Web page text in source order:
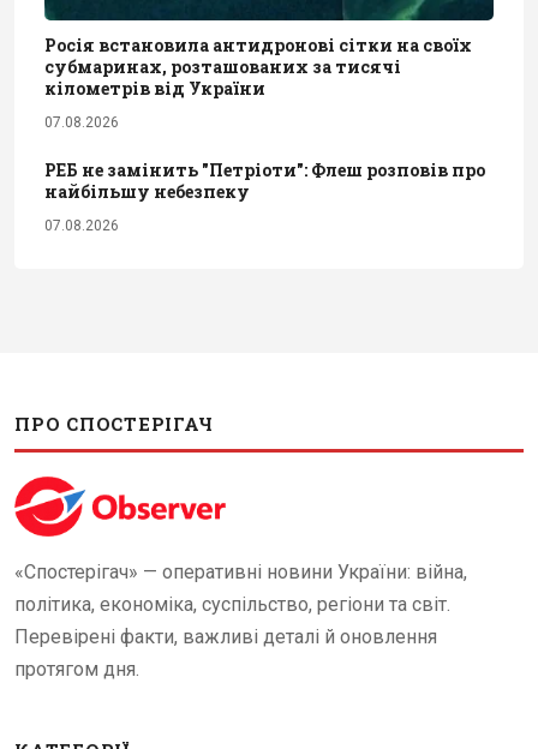
Росія встановила антидронові сітки на своїх
субмаринах, розташованих за тисячі
кілометрів від України
07.08.2026
РЕБ не замінить "Петріоти": Флеш розповів про
найбільшу небезпеку
07.08.2026
ПРО СПОСТЕРІГАЧ
«Спостерігач» — оперативні новини України: війна,
політика, економіка, суспільство, регіони та світ.
Перевірені факти, важливі деталі й оновлення
протягом дня.